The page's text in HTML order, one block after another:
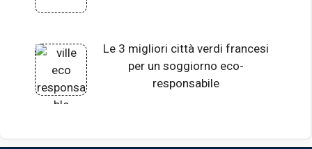
Le 3 migliori città verdi francesi
per un soggiorno eco-
responsabile